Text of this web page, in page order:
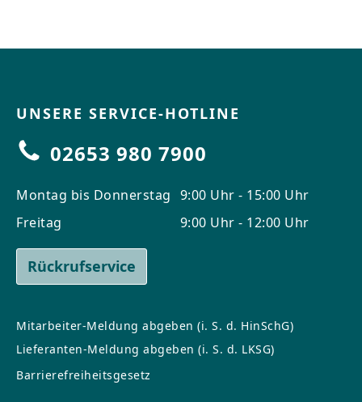
UNSERE SERVICE-HOTLINE
02653 980 7900
Montag bis Donnerstag
Freitag
9:00 Uhr - 15:00 Uhr
9:00 Uhr - 12:00 Uhr
Rückrufservice
Mitarbeiter-Meldung abgeben (i. S. d. HinSchG)
Lieferanten-Meldung abgeben (i. S. d. LKSG)
Barrierefreiheitsgesetz